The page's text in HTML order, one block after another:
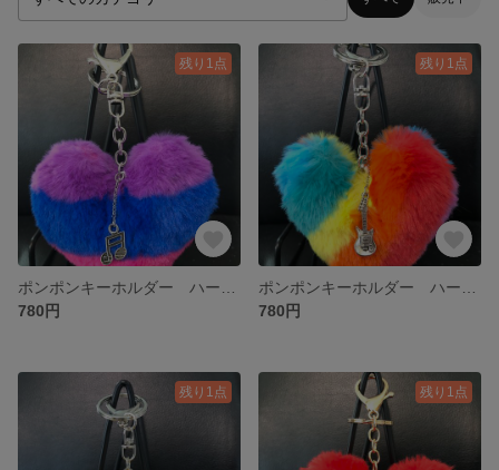
残り1点
780円
残り1点
780円
残り1点 残り1点